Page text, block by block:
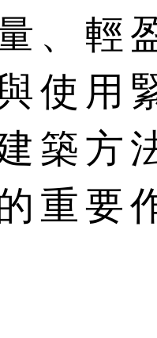
、輕
使用
築方
重